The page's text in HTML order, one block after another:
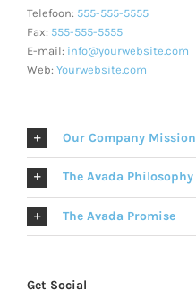
Telefoon: 555-555-5555
Fax: 555-555-5555
E-mail: info@yourwebsite.com
Web: Yourwebsite.com
Our Company Mission
The Avada Philosophy
The Avada Promise
Get Social